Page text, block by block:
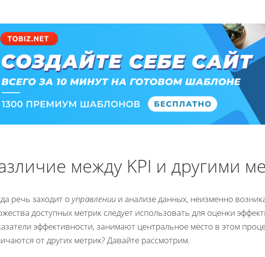
между KPI и другими
речь заходит о управлении и анализе данных, неизменно
доступных метрик следует использовать для оценки
эффективности, занимают центральное место в этом
от других метрик? Давайте рассмотрим.